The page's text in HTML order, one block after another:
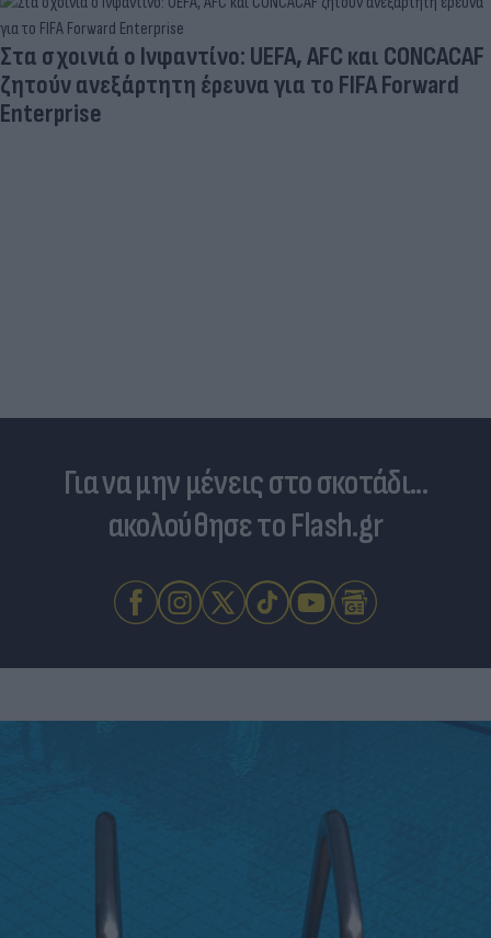
Στα σχοινιά ο Ινφαντίνο: UEFA, AFC και CONCACAF
ζητούν ανεξάρτητη έρευνα για το FIFA Forward
Enterprise
Για να μην μένεις στο σκοτάδι...
ακολούθησε το Flash.gr